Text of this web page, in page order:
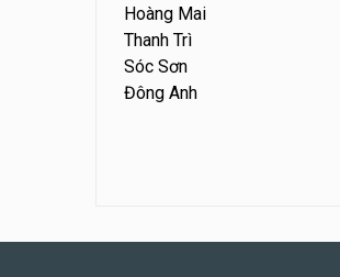
Hoàng Mai
Thanh Trì
Sóc Sơn
Đông Anh